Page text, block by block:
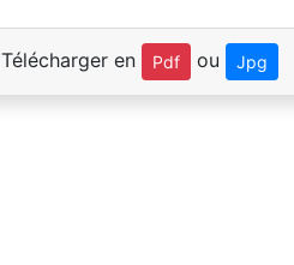
Télécharger en Pdf ou Jpg